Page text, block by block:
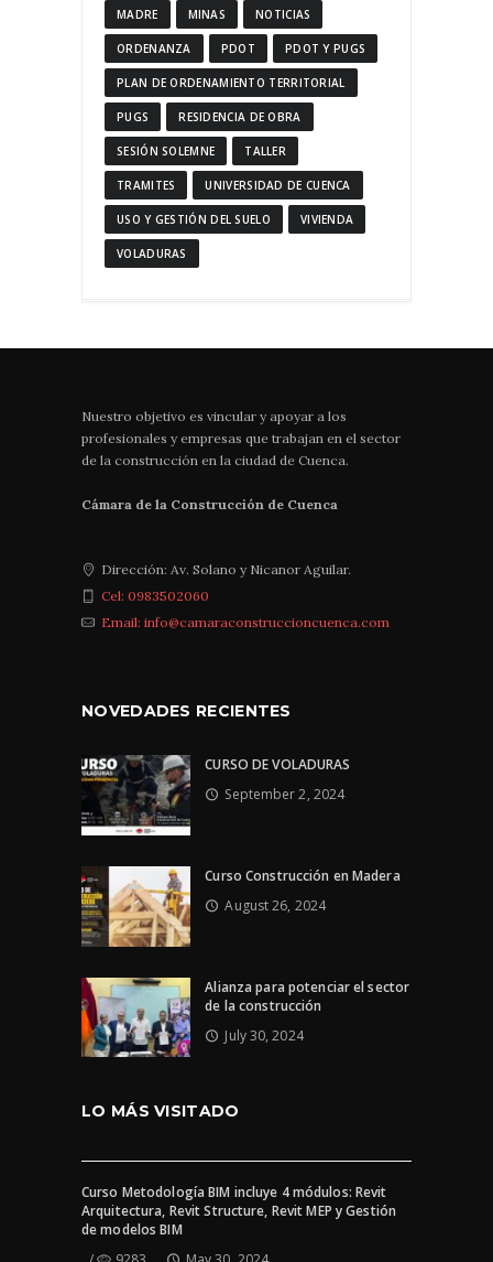
MADRE MINAS NOTICIAS
ORDENANZA PDOT PDOT Y PUGS
PLAN DE ORDENAMIENTO TERRITORIAL
PUGS RESIDENCIA DE OBRA
SESIÓN SOLEMNE TALLER
TRAMITES UNIVERSIDAD DE CUENCA
USO Y GESTIÓN DEL SUELO VIVIENDA
VOLADURAS
Nuestro objetivo es vincular y apoyar a los
profesionales y empresas que trabajan en el sector
de la construcción en la ciudad de Cuenca.
Cámara de la Construcción de Cuenca
Dirección: Av. Solano y Nicanor Aguilar.
Cel: 0983502060
Email: info@camaraconstruccioncuenca.com
NOVEDADES RECIENTES
CURSO DE VOLADURAS
September 2, 2024
Curso Construcción en Madera
August 26, 2024
Alianza para potenciar el sector
de la construcción
July 30, 2024
LO MÁS VISITADO
Curso Metodología BIM incluye 4 módulos: Revit
Arquitectura, Revit Structure, Revit MEP y Gestión
de modelos BIM